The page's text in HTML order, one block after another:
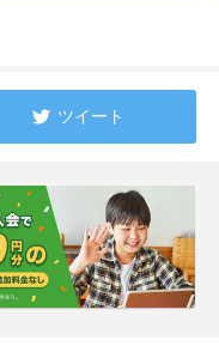
ツイート